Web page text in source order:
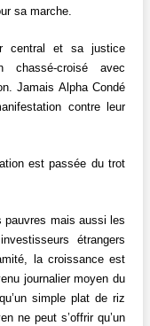
sa marche.
central et sa justice
chassé-croisé avec
Jamais Alpha Condé
contre leur
est passée du trot
pauvres mais aussi les
étrangers
la croissance est
journalier moyen du
simple plat de riz
ne peut s’offrir qu’un